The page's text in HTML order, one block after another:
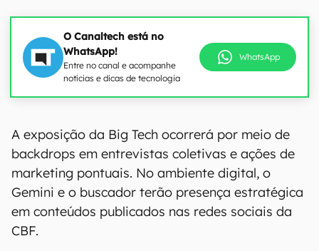
O Canaltech está no
WhatsApp!
Entre no canal e acompanhe
notícias e dicas de tecnologia
WhatsApp
A exposição da Big Tech ocorrerá por meio de
backdrops em entrevistas coletivas e ações de
marketing pontuais. No ambiente digital, o
Gemini e o buscador terão presença estratégica
em conteúdos publicados nas redes sociais da
CBF.